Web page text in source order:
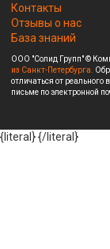
Контакты
Отзывы о нас
База знаний
ООО "Солид Групп" ©
из Санкт-Петербурга.
отличаться от
письме по электронной
{literal}{/literal}